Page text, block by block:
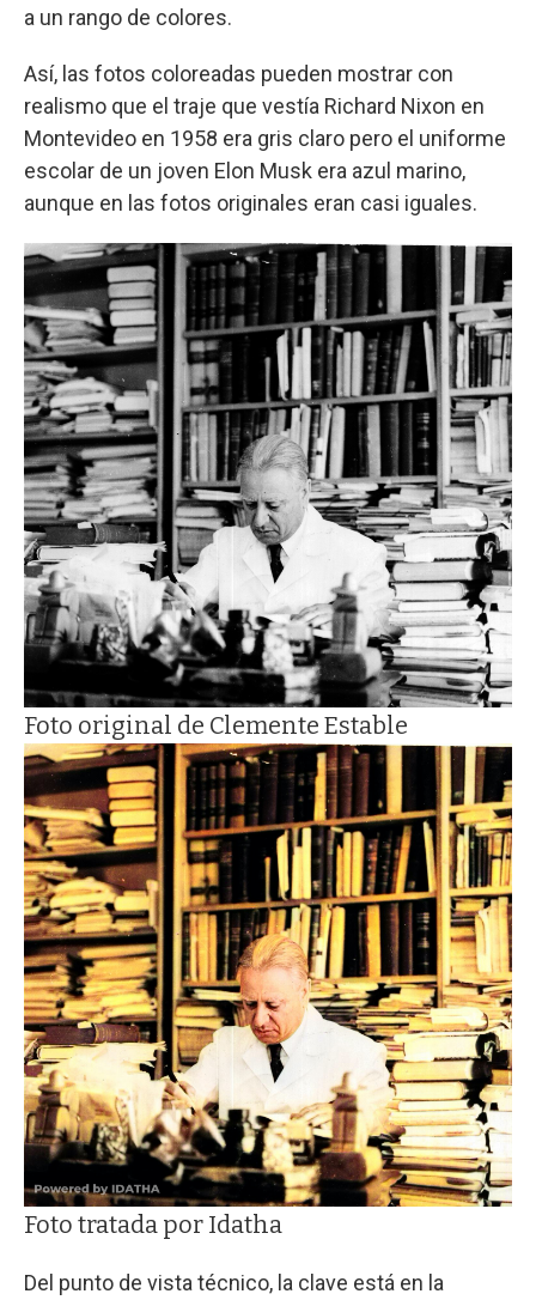
a un rango de colores.
Así, las fotos coloreadas pueden mostrar con
realismo que el traje que vestía Richard Nixon en
Montevideo en 1958 era gris claro pero el uniforme
escolar de un joven Elon Musk era azul marino,
aunque en las fotos originales eran casi iguales.
Foto original de Clemente Estable
Foto tratada por Idatha
Del punto de vista técnico, la clave está en la